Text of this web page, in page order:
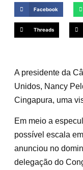
Facebook
Threads
A presidente da
Unidos, Nancy
Cingapura, uma
Em meio a
possível escala
anunciou no
delegação do